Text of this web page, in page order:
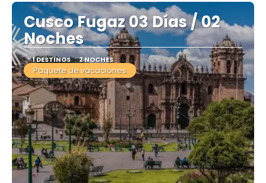
Cusco Fugaz 03 Días / 02
Noches
1 DESTINOS 2 NOCHES
Paquete de vacaciones